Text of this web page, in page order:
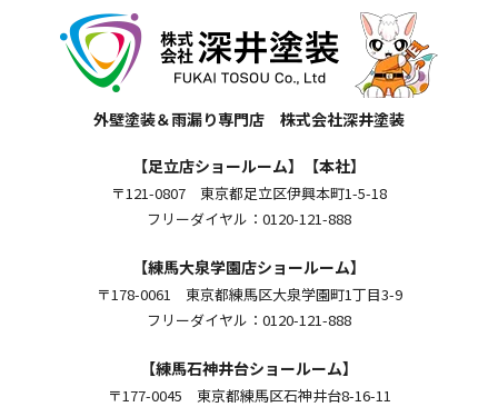
外壁塗装＆雨漏り専門店 株式会社深井塗装
【足立店ショールーム】【本社】
〒121-0807 東京都足立区伊興本町1-5-18
フリーダイヤル：0120-121-888
【練馬大泉学園店ショールーム】
〒178-0061 東京都練馬区大泉学園町1丁目3-9
フリーダイヤル：0120-121-888
【練馬石神井台ショールーム】
〒177-0045 東京都練馬区石神井台8-16-11